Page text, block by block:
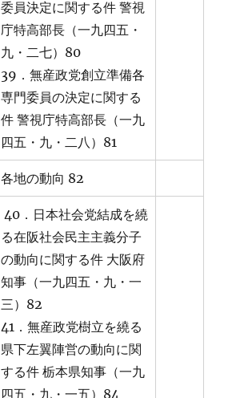
委員決定に関する件 警視
庁特高部長（一九四五・
九・二七）80
39．無産政党創立準備各
専門委員の決定に関する
件 警視庁特高部長（一九
四五・九・二八）81
各地の動向 82
40．日本社会党結成を繞
る在阪社会民主主義分子
の動向に関する件 大阪府
知事（一九四五・九・一
三）82
41．無産政党樹立を繞る
県下左翼陣営の動向に関
する件 栃本県知事（一九
四五・九・一五）84